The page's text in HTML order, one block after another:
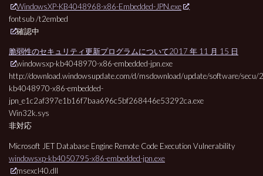
WindowsXP-KB4048968-x86-Embedded-JPN.exe
fontsub /t2embed
確認中
脆弱性のセキュリティ更新プログラムについて2017 年 11 月 15 日
windowsxp-kb4048970-x86-embedded-jpn.exe
http://download.windowsupdate.com/d/msdownload/update/software/
kb4048970-x86-embedded-
jpn_e1c2af397e1b16f7baa696c5bf268446e53292ca.exe
Win32k.sys
非対応
Microsoft JET Database Engine Remote Code Execution Vulnerability
windowsxp-kb4050795-x86-embedded-jpn.exe
msexcl40.dll